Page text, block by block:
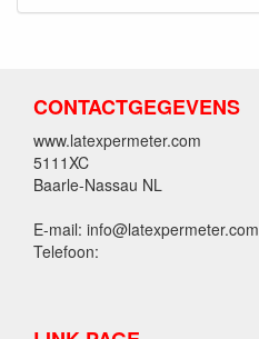
CONTACTGEGEVENS
www.latexpermeter.com
5111XC
Baarle-Nassau NL
E-mail: info@latexpermeter.com
Telefoon: